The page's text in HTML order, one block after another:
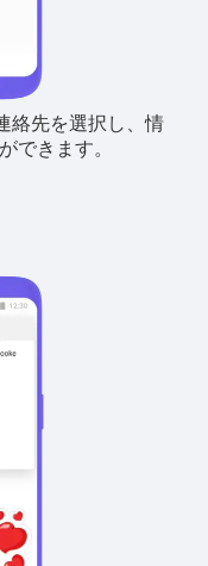
絡先を選択し、情
できます。